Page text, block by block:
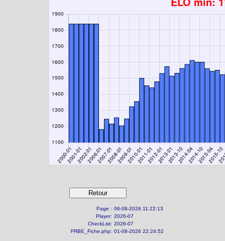
Page : 06-08-2026 11:22:13
Player: 2026-07
CheckList: 2026-07
FRBE_Fiche.php: 01-08-2026 22:24:52